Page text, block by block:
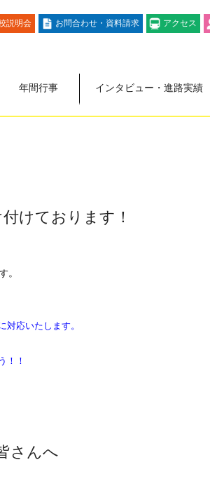
説明会 お問合わせ・資料請求 アクセス
年間行事 インタビュー・進路実績
けております！
。
応いたします。
！！
さんへ